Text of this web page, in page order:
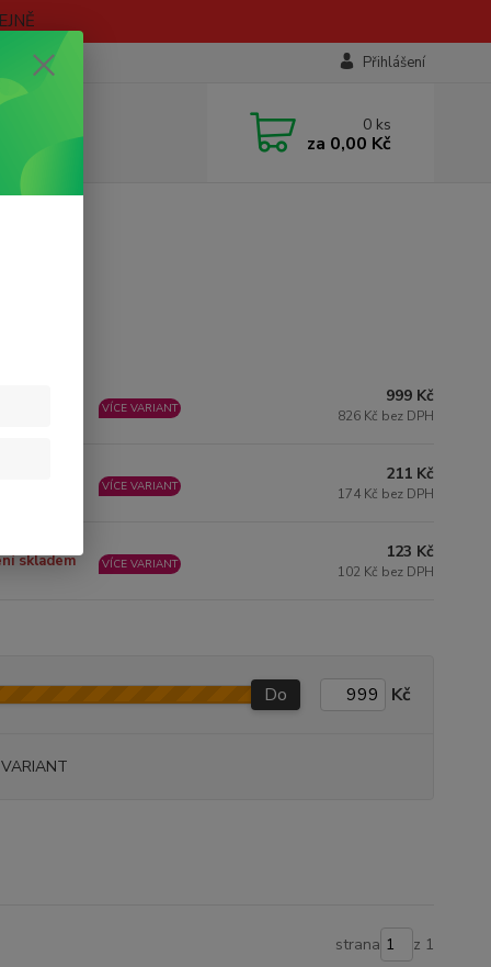
Přihlášení
0 ks
za 0,00 Kč
VÍCE VARIANT
999 Kč
826 Kč bez DPH
VÍCE VARIANT
211 Kč
174 Kč bez DPH
skladem VÍCE VARIANT
123 Kč
102 Kč bez DPH
Do Kč
strana z 1